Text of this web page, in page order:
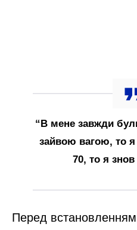
“В мене завжди
зайвою вагою, то
70, то я
Перед встановленням